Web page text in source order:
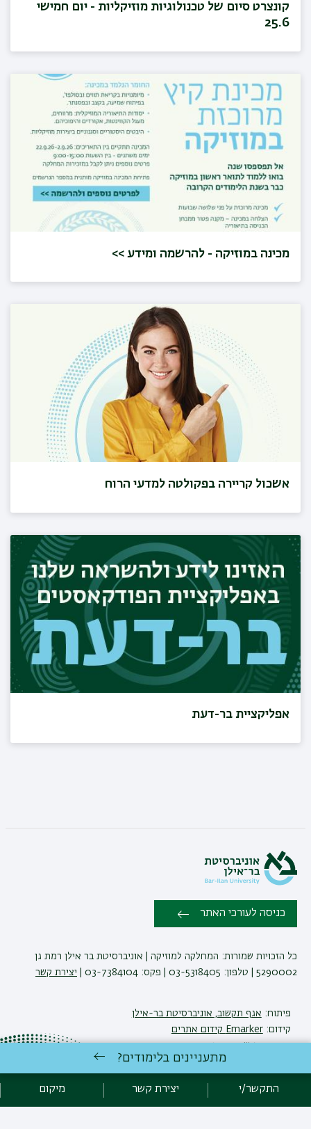
קונצרט סיום של טכנולוגיות מוזיקליות - יום חמישי
25.6
מכינה במוזיקה - להרשמה ומידע >>
אשכול קריירה בפקולטה למדעי הרוח
אפליקציית בר-דעת
כניסה לעורכי האתר
כל הזכויות שמורות: המחלקה למוזיקה | אוניברסיטת בר אילן רמת גן
5290002 | טלפון: 03-5318405 | פקס: 03-7384104 |
יצירת קשר
פיתוח: אגף תקשוב, אוניברסיטת בר-אילן
קידום:Emarker קידום אתרים
הצהרת נגישות
מדיניות פרטיות
אקדימה בר-אילןמתעניינים בלימודים?
התקשר/י יצירת קשר מיקום